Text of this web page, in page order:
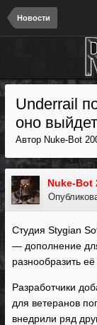
Новости
Underrail
оно
Автор Nuke-Bot
Nuke-Bot
Студия Stygian
— дополнение
разнообразить
Разработчики
для ветеранов
внедрили ряд